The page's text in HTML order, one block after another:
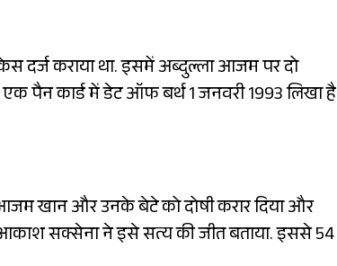
दर्ज कराया था. इसमें अब्दुल्ला आजम पर दो
पैन कार्ड में डेट ऑफ बर्थ 1 जनवरी 1993 लिखा है
खान और उनके बेटे को दोषी करार दिया और
सक्सेना ने इसे सत्य की जीत बताया. इससे 54